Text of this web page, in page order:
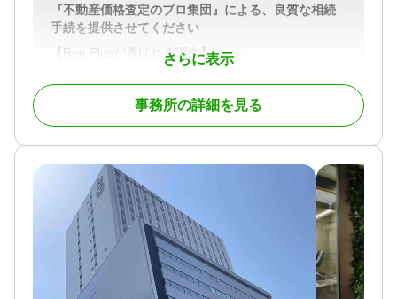
す。
問題の早期解決のためには、深刻な事態になる前に
弁護士に相談することが大切です。
く、ご相談者様のご希望に沿った遺言書の作成をサ
ポートしています。
希望を伝えると同時に、大切なご家族を相続トラブ
ルから守ることでもあります。
遺産の分配や相続税への配慮など、ご相談者様のご
希望を踏まえたうえで、遺言書に盛り込むべき内容
をアドバイスいたします。
当事務所では、税理士や司法書士といった他士業に
くわえ、不動産業界やファイナンシャルプランナ
ー、終活アドバイザーなど幅広い業種の専門家との
さらに表示
『不動産価格査定のプロ集団』による、良質な相続
手続を提供させてください
【Ree Plusが選ばれる理由】
① 『不動産価格査定ができる真のプロ集団』
「豊富なスキルと実績に裏付けられた、多角的な
視点に基づくコンサル・最適のサービスの提供！」
当グループの代表は、司法書士のみならず、行政
書士、不動産鑑定士、宅建士、不動産証券化協会認
また、これまで司法書士として延べ4,000件以上の
相続案件を担当し、不動産鑑定士として全てのアセ
ットの鑑定評価を経験しております。
不動産の適正価格がわかる事務所だからこそ、多
角的な視点に基づき、お客様のニーズに合わせたご
提案をさせて頂きます。
事務所の詳細を見る